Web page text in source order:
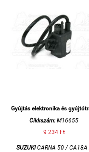
Gyújtás elektronika és
Cikkszám: M16655
9 234 Ft
SUZUKICARNA 50 /